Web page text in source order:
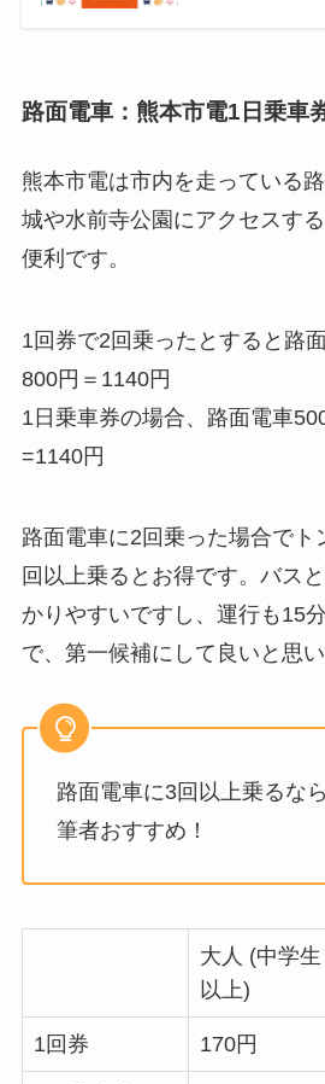
路面電車：熊本市電1日乗車
熊本市電は市内を走っている
城や水前寺公園にアクセスす
便利です。
1回券で2回乗ったとすると路
800円＝1140円
1日乗車券の場合、路面電車
=1140円
路面電車に2回乗った場合でト
回以上乗るとお得です。バス
かりやすいですし、運行も15
で、第一候補にして良いと思い
路面電車に3回以上乗るな
筆者おすすめ！
大人 (中学生
以上)
1回券 170円